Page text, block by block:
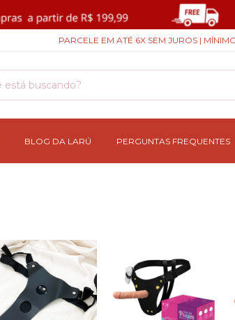
PARCELE EM ATÉ 6X SEM JUROS |
BLOG DA LARÚ PERGUNTAS FREQUENTES